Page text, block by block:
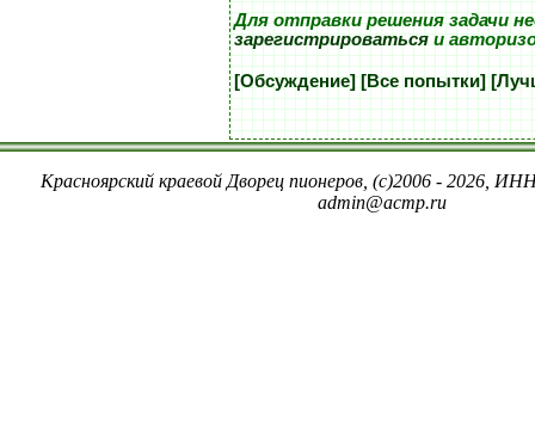
Для отправки решения задачи
зарегистрироватьсяи
[Обсуждение] [Все попытки]
Красноярский краевой Дворец пионеров, (c)2006 - 2026,
admin@acmp.ru